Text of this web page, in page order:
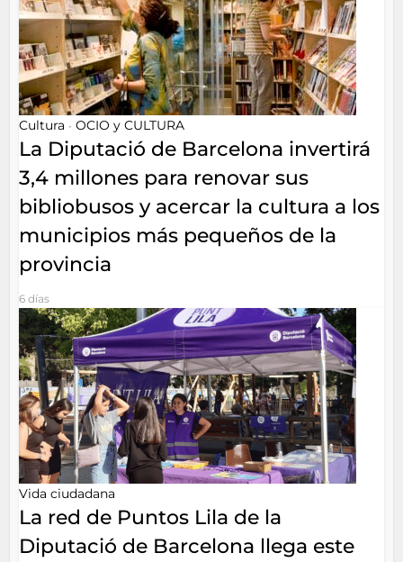
Cultura • OCIO y CULTURA
La Diputació de Barcelona invertirá
3,4 millones para renovar sus
bibliobusos y acercar la cultura a los
municipios más pequeños de la
provincia
6 días
Vida ciudadana
La red de Puntos Lila de la
Diputació de Barcelona llega este